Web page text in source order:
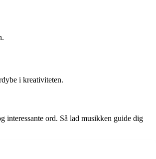
i kreativiteten.
interessante ord. Så lad musikken guide dig